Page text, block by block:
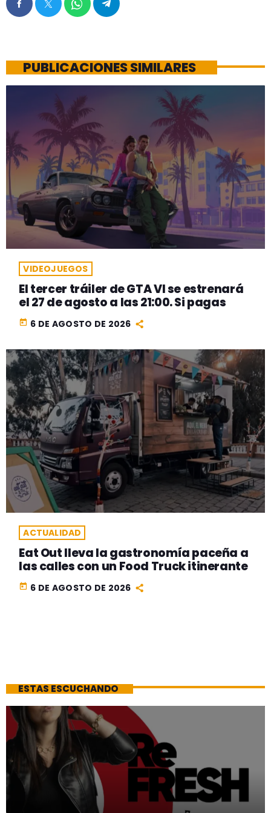
PUBLICACIONES SIMILARES
VIDEOJUEGOS
El tercer tráiler de GTA VI se estrenará
el 27 de agosto a las 21:00. Si pagas
today 6 DE AGOSTO DE 2026
ACTUALIDAD
Eat Out lleva la gastronomía paceña a
las calles con un Food Truck itinerante
today 6 DE AGOSTO DE 2026
ESTAS ESCUCHANDO